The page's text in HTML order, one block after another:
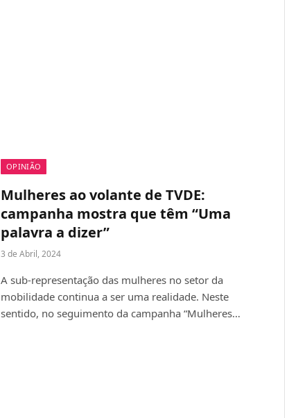
OPINIÃO
Mulheres ao volante de TVDE:
campanha mostra que têm “Uma
palavra a dizer”
3 de Abril, 2024
A sub-representação das mulheres no setor da
mobilidade continua a ser uma realidade. Neste
sentido, no seguimento da campanha “Mulheres…